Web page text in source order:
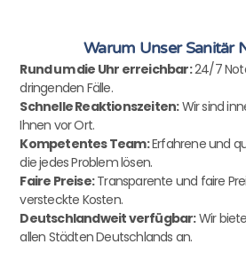
Warum Unser Sanitär
Rund um die Uhr erreichbar:24/7
dringenden Fälle.
Schnelle Reaktionszeiten:Wir sind
Ihnen vor Ort.
Kompetentes Team:Erfahrene und
die jedes Problem lösen.
Faire Preise:Transparente und faire
versteckte Kosten.
Deutschlandweit verfügbar:Wir
allen Städten Deutschlands an.